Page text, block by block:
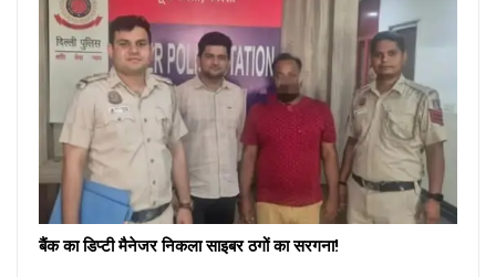
बैंक का डिप्टी मैनेजर निकला साइबर ठगों का सरगना!